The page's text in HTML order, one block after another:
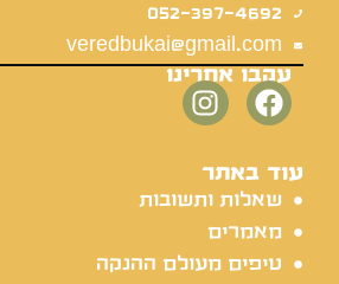
052-397-4692
veredbukai@gmail.com
עקבו אחרינו
עוד באתר
שאלות ותשובות
מאמרים
טיפים מעולם ההנקה